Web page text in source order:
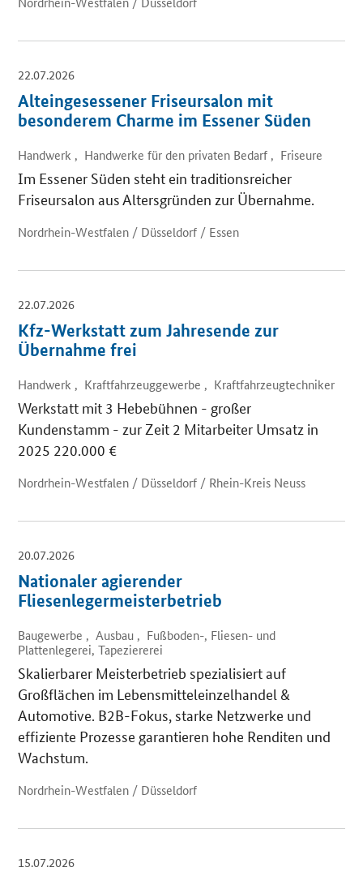
22.07.2026
Alteingesessener Friseursalon mit
besonderem Charme im Essener Süden
Handwerk , Handwerke für den privaten Bedarf , Friseure
Im Essener Süden steht ein traditionsreicher
Friseursalon aus Altersgründen zur Übernahme.
Nordrhein-Westfalen / Düsseldorf / Essen
22.07.2026
Kfz-Werkstatt zum Jahresende zur
Übernahme frei
Handwerk , Kraftfahrzeuggewerbe , Kraftfahrzeugtechniker
Werkstatt mit 3 Hebebühnen - großer
Kundenstamm - zur Zeit 2 Mitarbeiter Umsatz in
2025 220.000 €
Nordrhein-Westfalen / Düsseldorf / Rhein-Kreis Neuss
20.07.2026
Nationaler agierender
Fliesenlegermeisterbetrieb
Baugewerbe , Ausbau , Fußboden-, Fliesen- und
Plattenlegerei, Tapeziererei
Skalierbarer Meisterbetrieb spezialisiert auf
Großflächen im Lebensmitteleinzelhandel &
Automotive. B2B-Fokus, starke Netzwerke und
effiziente Prozesse garantieren hohe Renditen und
Wachstum.
Nordrhein-Westfalen / Düsseldorf
15.07.2026